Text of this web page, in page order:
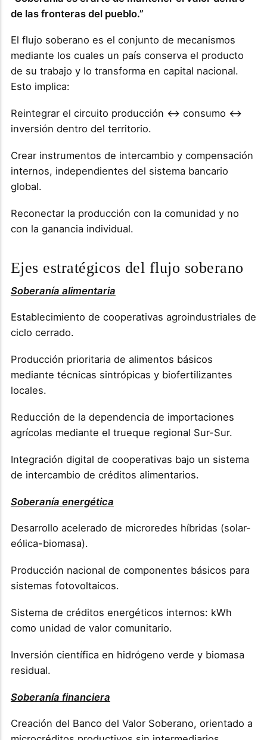
de las fronteras del pueblo.”
El flujo soberano es el conjunto de mecanismos
mediante los cuales un país conserva el producto
de su trabajo y lo transforma en capital nacional.
Esto implica:
Reintegrar el circuito producción ↔ consumo ↔
inversión dentro del territorio.
Crear instrumentos de intercambio y compensación
internos, independientes del sistema bancario
global.
Reconectar la producción con la comunidad y no
con la ganancia individual.
Ejes estratégicos del flujo soberano
Soberanía alimentaria
Establecimiento de cooperativas agroindustriales de
ciclo cerrado.
Producción prioritaria de alimentos básicos
mediante técnicas sintrópicas y biofertilizantes
locales.
Reducción de la dependencia de importaciones
agrícolas mediante el trueque regional Sur-Sur.
Integración digital de cooperativas bajo un sistema
de intercambio de créditos alimentarios.
Soberanía energética
Desarrollo acelerado de microredes híbridas (solar-
eólica-biomasa).
Producción nacional de componentes básicos para
sistemas fotovoltaicos.
Sistema de créditos energéticos internos: kWh
como unidad de valor comunitario.
Inversión científica en hidrógeno verde y biomasa
residual.
Soberanía financiera
Creación del Banco del Valor Soberano, orientado a